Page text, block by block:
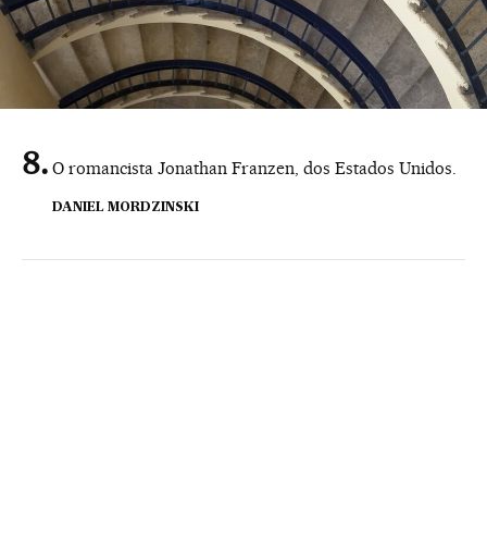
O romancista Jonathan Franzen, dos Estados Unidos.
DANIEL MORDZINSKI